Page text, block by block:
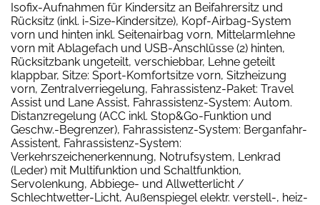
Isofix-Aufnahmen für Kindersitz an Beifahrersitz und
Rücksitz (inkl. i-Size-Kindersitze), Kopf-Airbag-System
vorn und hinten inkl. Seitenairbag vorn, Mittelarmlehne
vorn mit Ablagefach und USB-Anschlüsse (2) hinten,
Rücksitzbank ungeteilt, verschiebbar, Lehne geteilt
klappbar, Sitze: Sport-Komfortsitze vorn, Sitzheizung
vorn, Zentralverriegelung, Fahrassistenz-Paket: Travel
Assist und Lane Assist, Fahrassistenz-System: Autom.
Distanzregelung (ACC inkl. Stop&Go-Funktion und
Geschw.-Begrenzer), Fahrassistenz-System: Berganfahr-
Assistent, Fahrassistenz-System:
Verkehrszeichenerkennung, Notrufsystem, Lenkrad
(Leder) mit Multifunktion und Schaltfunktion,
Servolenkung, Abbiege- und Allwetterlicht /
Schlechtwetter-Licht, Außenspiegel elektr. verstell-, heiz-